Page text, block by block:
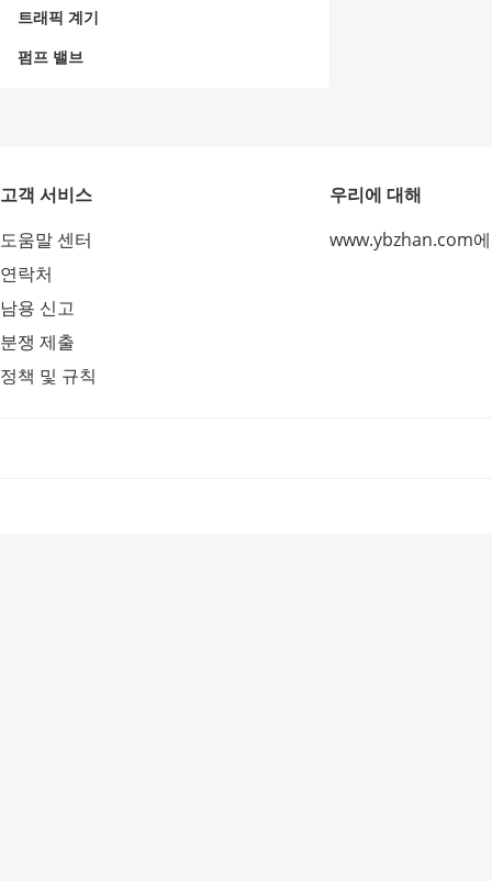
트래픽 계기
펌프 밸브
고객 서비스
도움말 센터
연락처
남용 신고
분쟁 제출
정책 및 규칙
우리에 대해
www.ybzhan.com